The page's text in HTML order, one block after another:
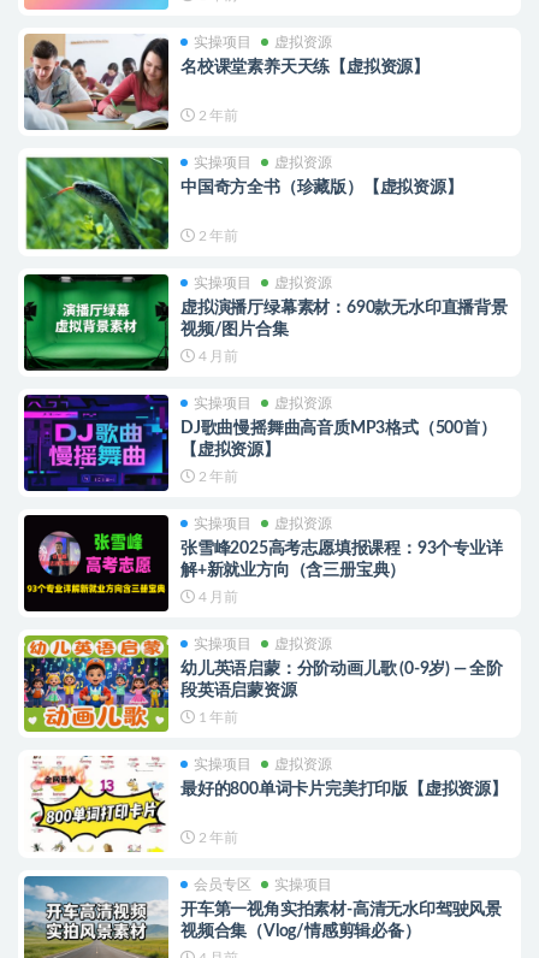
实操项目 虚拟资源
名校课堂素养天天练【虚拟资源】
2 年前
实操项目 虚拟资源
中国奇方全书（珍藏版）【虚拟资源】
2 年前
实操项目 虚拟资源
虚拟演播厅绿幕素材：690款无水印直播背景
视频/图片合集
4 月前
实操项目 虚拟资源
DJ歌曲慢摇舞曲高音质MP3格式（500首）
【虚拟资源】
2 年前
实操项目 虚拟资源
张雪峰2025高考志愿填报课程：93个专业详
解+新就业方向（含三册宝典）
4 月前
实操项目 虚拟资源
幼儿英语启蒙：分阶动画儿歌 (0-9岁) — 全阶
段英语启蒙资源
1 年前
实操项目 虚拟资源
最好的800单词卡片完美打印版【虚拟资源】
2 年前
会员专区 实操项目
开车第一视角实拍素材-高清无水印驾驶风景
视频合集（Vlog/情感剪辑必备）